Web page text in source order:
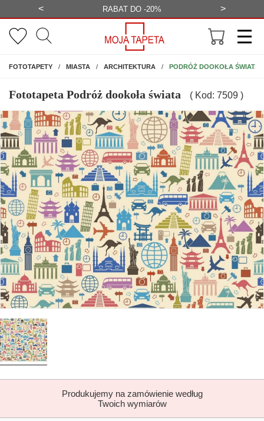
< BEZPŁATNA WIZUALIZACJA >
FOTOTAPETYNA ŚCIANĘ
MIASTA ARCHITEKTURA PODRÓŻ DOOKOŁA ŚWIATA
Fototapeta Podróż dookoła świata ( Kod: 7509 )
Produkujemy na zamówienie według
Twoich wymiarów